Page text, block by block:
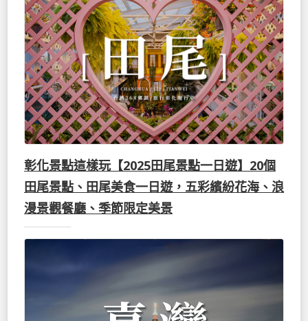
彰化景點這樣玩【2025田尾景點一日遊】20個
田尾景點、田尾美食一日遊，五彩繽紛花海、浪
漫景觀餐廳、季節限定美景